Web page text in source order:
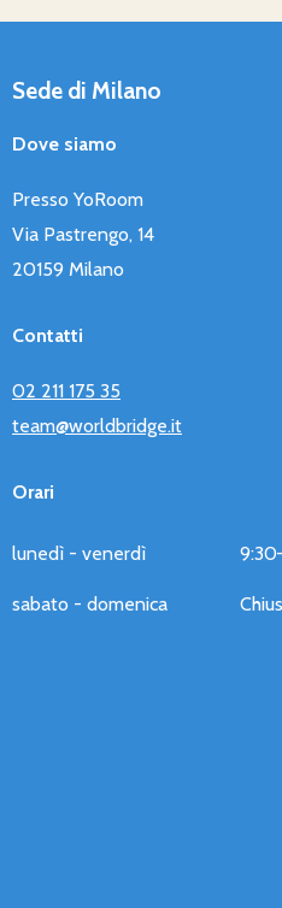
Sede di Milano
Dove siamo
Presso YoRoom
Via Pastrengo, 14
20159 Milano
Contatti
02 211 175 35
team@worldbridge.it
Orari
lunedì - venerdì
sabato - domenica